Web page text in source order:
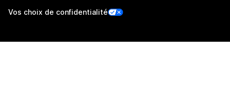
Vos choix de confidentialité